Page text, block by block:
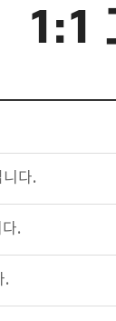
1:1
다.
.
.